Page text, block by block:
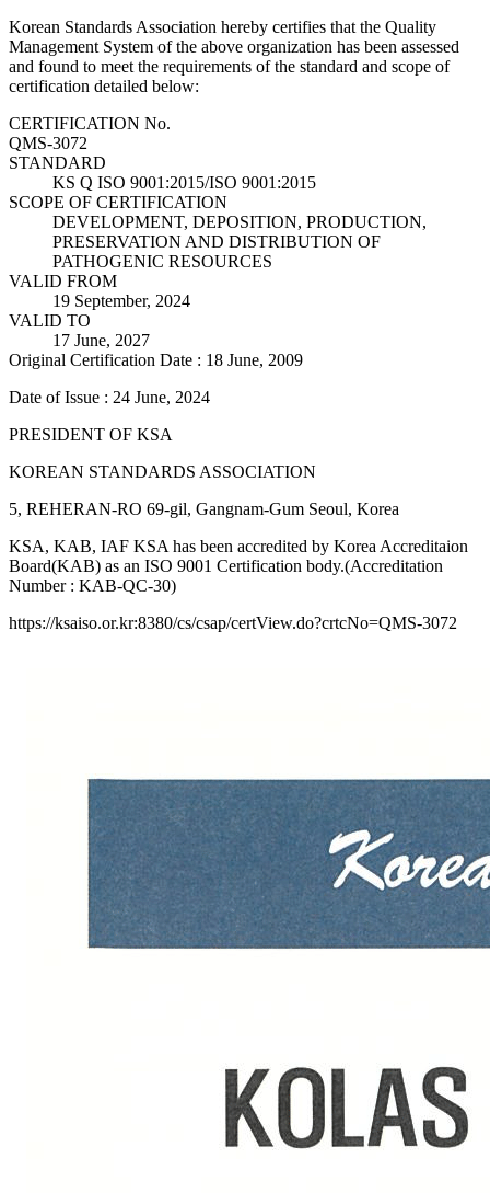
Korean Standards Association hereby certifies that the Quality
Management System of the above organization has been assessed
and found to meet the requirements of the standard and scope of
certification detailed below:
CERTIFICATION No.
QMS-3072
STANDARD
KS Q ISO 9001:2015/ISO 9001:2015
SCOPE OF CERTIFICATION
DEVELOPMENT, DEPOSITION, PRODUCTION,
PRESERVATION AND DISTRIBUTION OF
PATHOGENIC RESOURCES
VALID FROM
19 September, 2024
VALID TO
17 June, 2027
Original Certification Date : 18 June, 2009
Date of Issue : 24 June, 2024
PRESIDENT OF KSA
KOREAN STANDARDS ASSOCIATION
5, REHERAN-RO 69-gil, Gangnam-Gum Seoul, Korea
KSA, KAB, IAF KSA has been accredited by Korea Accreditaion
Board(KAB) as an ISO 9001 Certification body.(Accreditation
Number : KAB-QC-30)
https://ksaiso.or.kr:8380/cs/csap/certView.do?crtcNo=QMS-3072